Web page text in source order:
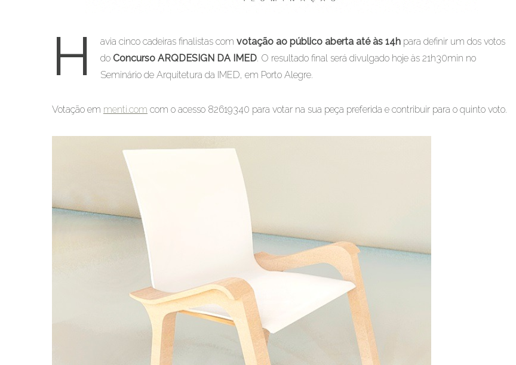
H avia cinco cadeiras finalistas com votação ao público aberta até às 14h para definir um dos votos
do Concurso ARQDESIGN DA IMED. O resultado final será divulgado hoje às 21h30min no
Seminário de Arquitetura da IMED, em Porto Alegre.
Votação em menti.com com o acesso 82619340 para votar na sua peça preferida e contribuir para o quinto voto.